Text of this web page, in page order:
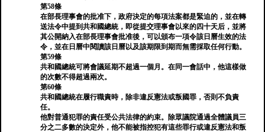
第58條
在部長理事會的批准下，政府決定的每項法案都是緊迫的，並在轉
送法令中提到共和國總統，即從提交理事會以來的四十天后，並將
其公開納入在部長理事會批准後，可以頒布一項令該日曆生效的法
令，並在日曆中閱讀該日曆以及該期限到期而無需採取任何行動。
第59條
共和國總統可將會議延期不超過一個月。在同一會話中，他這樣做
的次數不得超過兩次。
第60條
共和國總統在履行職責時，除非違反憲法或叛國罪，否則不負責
任。
他對普通犯罪的責任受公共法律的約束。除眾議院通過全體議員三
分之二多數的決定外，他不能被指控犯有這些罪行或違反憲法和叛